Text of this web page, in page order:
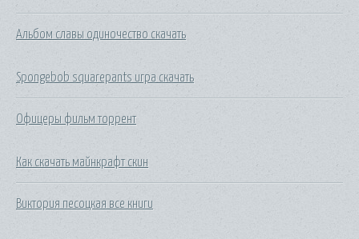
Альбом славы одиночество скачать
Spongebob squarepants игра скачать
Офицеры фильм торрент
Как скачать майнкрафт скин
Виктория песоцкая все книги